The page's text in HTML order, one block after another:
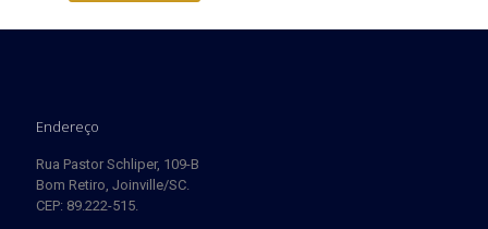
Endereço
Rua Pastor Schliper, 109-B
Bom Retiro, Joinville/SC.
CEP: 89.222-515.